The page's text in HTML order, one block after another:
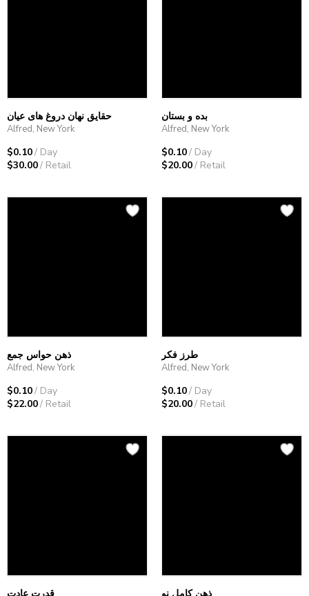
حقایق نهان دروغ های عیان
Alfred, New York
$0.10/ Day
$30.00/ Retail
بده و بستان
Alfred, New York
$0.10/ Day
$20.00/ Retail
ذهن حواس جمع
Alfred, New York
$0.10/ Day
$22.00/ Retail
طرز فکر
Alfred, New York
$0.10/ Day
$20.00/ Retail